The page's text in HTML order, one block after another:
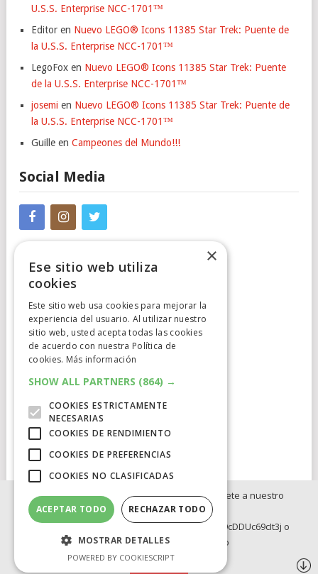
U.S.S. Enterprise NCC-1701™
Editor en Nuevo LEGO® Icons 11385 Star Trek: Puente de
la U.S.S. Enterprise NCC-1701™
LegoFox en Nuevo LEGO® Icons 11385 Star Trek: Puente
de la U.S.S. Enterprise NCC-1701™
josemi en Nuevo LEGO® Icons 11385 Star Trek: Puente de
la U.S.S. Enterprise NCC-1701™
Guille en Campeones del Mundo!!!
Social Media
Cumplimiento Normativo
Aviso Legal
Política de Privacidad
Política de Cookies
Clausula de afiliación
ELCATALEJOCOPYRIGHT © 2026.POWERED BYIDIGAUD
BLOG INVERSION
OFERTAS INTERNACIONLES
OFERTAS LEGO
Si no quieres perderte ninguna novedad, únete a nuestro
WhatsApp:
https://whatsapp.com/channel/0029Va8BRdy9cDDUc69cIt3j o
Telegram: https://t.me/elcatalejo
×
Ese sitio web utiliza
cookies
Este sitio web usa cookies para mejorar la
experiencia del usuario. Al utilizar nuestro
sitio web, usted acepta todas las cookies
de acuerdo con nuestra Política de
cookies. Más información
SHOW ALL PARTNERS (864) →
COOKIES ESTRICTAMENTE
NECESARIAS
COOKIES DE RENDIMIENTO
COOKIES DE PREFERENCIAS
COOKIES NO CLASIFICADAS
ACEPTAR TODO RECHAZAR TODO
MOSTRAR DETALLES
POWERED BY COOKIESCRIPT